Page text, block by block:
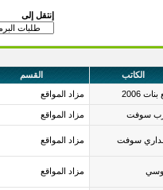
إنتقل إلى
الكاتب القسم
2006
مزاد المواقع
سوفت مزاد المواقع
سوفت مزاد المواقع
مزاد المواقع